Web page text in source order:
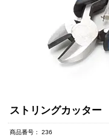
ストリングカッター
商品番号 236